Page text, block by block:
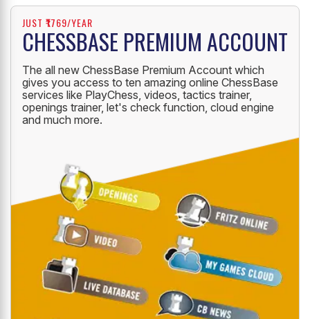
JUST ₹1769/YEAR
CHESSBASE PREMIUM ACCOUNT
The all new ChessBase Premium Account which
gives you access to ten amazing online ChessBase
services like PlayChess, videos, tactics trainer,
openings trainer, let's check function, cloud engine
and much more.